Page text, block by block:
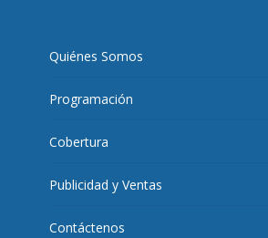
Quiénes Somos
Programación
Cobertura
Publicidad y Ventas
Contáctenos